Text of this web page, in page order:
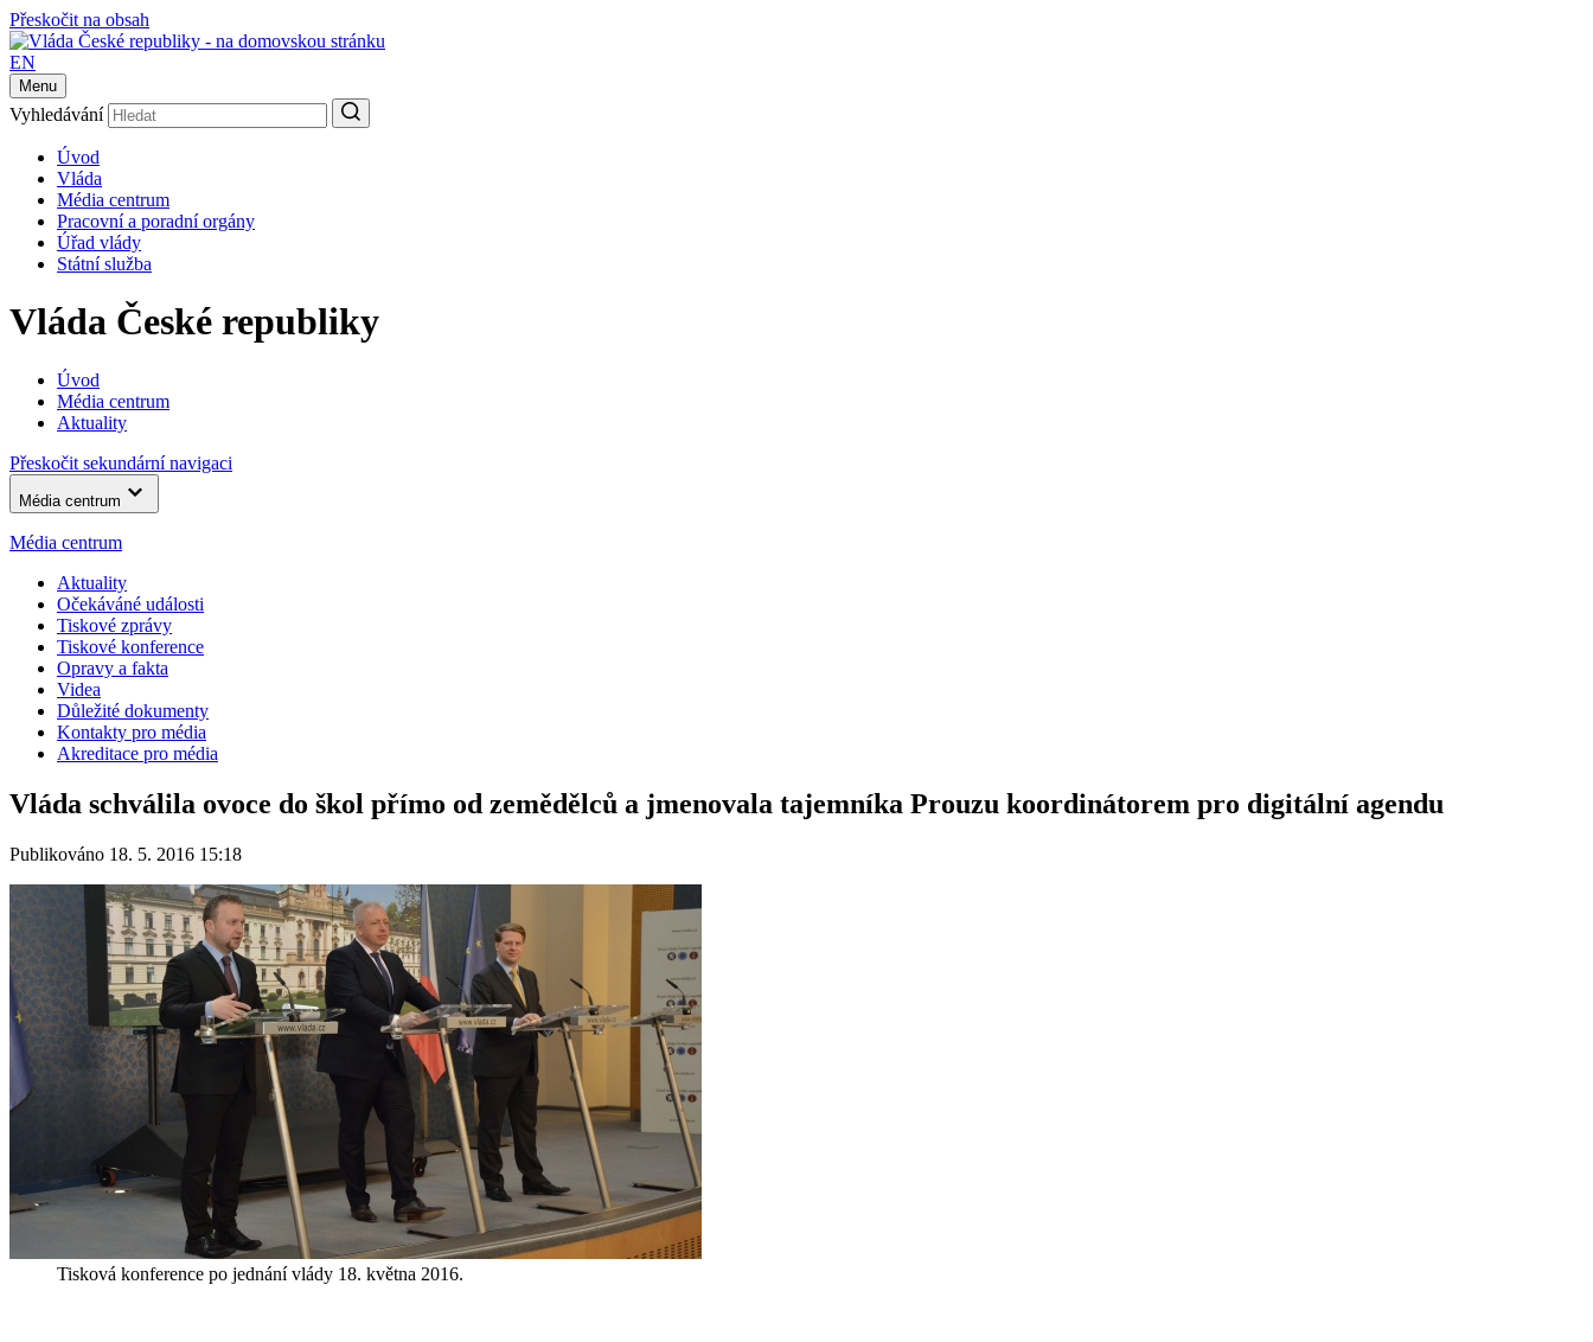
Přeskočit na obsah
EN
Menu
Vyhledávání
Úvod
Vláda
Média centrum
Pracovní a poradní orgány
Úřad vlády
Státní služba
Vláda České republiky
Úvod
Média centrum
Aktuality
Přeskočit sekundární navigaci
Média centrum
Média centrum
Aktuality
Očekáváné události
Tiskové zprávy
Tiskové konference
Opravy a fakta
Videa
Důležité dokumenty
Kontakty pro média
Akreditace pro média
Vláda schválila ovoce do škol přímo od zemědělců a jmenovala tajemníka Prouzu koordinátorem pro digitální agendu
Publikováno 18. 5. 2016 15:18
Tisková konference po jednání vlády 18. května 2016.